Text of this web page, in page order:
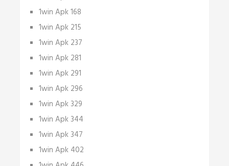
1win Apk 168
1win Apk 215
1win Apk 237
1win Apk 281
1win Apk 291
1win Apk 296
1win Apk 329
1win Apk 344
1win Apk 347
1win Apk 402